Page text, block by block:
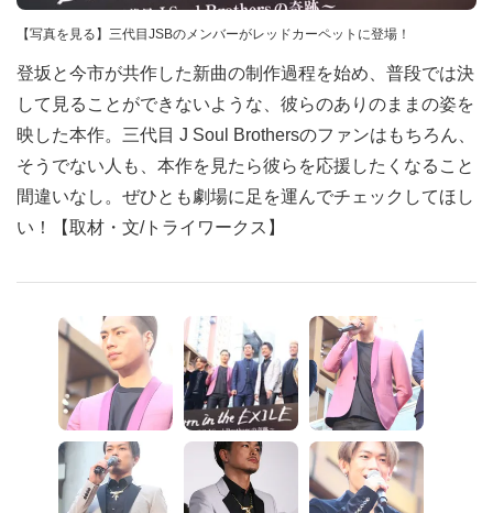
【写真を見る】三代目JSBのメンバーがレッドカーペットに登場！
登坂と今市が共作した新曲の制作過程を始め、普段では決
して見ることができないような、彼らのありのままの姿を
映した本作。三代目 J Soul Brothersのファンはもちろん、
そうでない人も、本作を見たら彼らを応援したくなること
間違いなし。ぜひとも劇場に足を運んでチェックしてほし
い！【取材・文/トライワークス】